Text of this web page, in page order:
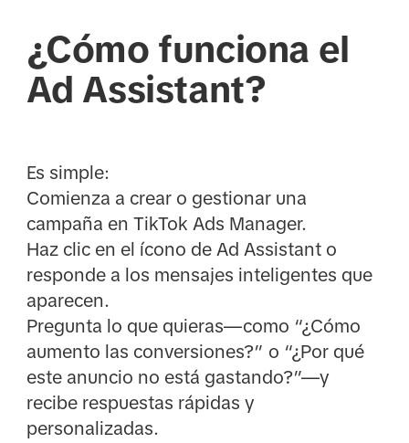
¿Cómo funciona el
Ad Assistant?
Es simple:
Comienza a crear o gestionar una
campaña en TikTok Ads Manager.
Haz clic en el ícono de Ad Assistant o
responde a los mensajes inteligentes que
aparecen.
Pregunta lo que quieras—como “¿Cómo
aumento las conversiones?” o “¿Por qué
este anuncio no está gastando?”—y
recibe respuestas rápidas y
personalizadas.